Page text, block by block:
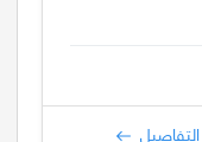
التفاصيل